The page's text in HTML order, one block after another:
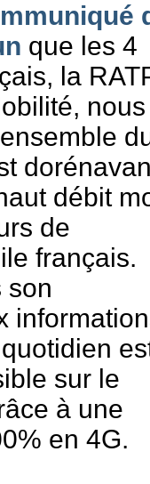
que les 4
la
nous
débit
de
français.
son
sur le
à une
en 4G.